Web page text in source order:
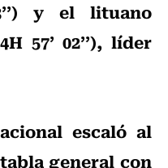
y el lituano
57’ 02’’), líder
escaló al
general con